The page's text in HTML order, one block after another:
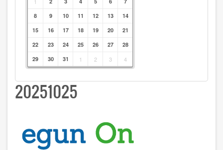
1
8
9 10 11 12 13
14
15
16 17 18 19 20
21
22
23 24 25 26 27
28
29
30 31 1 2 3 4
20251025